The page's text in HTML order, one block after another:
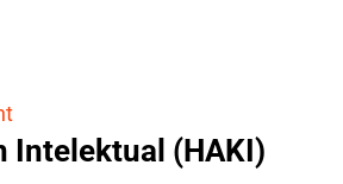
Intelektual (HAKI)